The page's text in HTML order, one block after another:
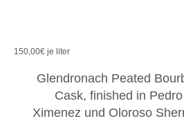
150,00€ je liter
Glendronach Peated
Cask, finished in Pedro
Ximenez und Oloroso